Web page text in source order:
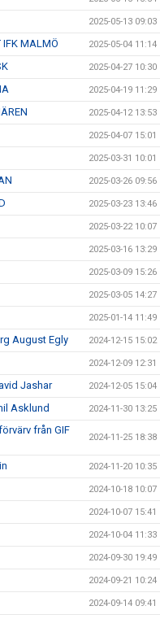
2025-05-13 09:03
IFK MALMÖ 2025-05-04 11:14
2025-04-27 10:30
2025-04-19 11:29
2025-04-12 13:53
2025-04-07 15:01
2025-03-31 10:01
2025-03-26 09:56
2025-03-23 13:46
2025-03-22 10:07
2025-03-16 13:29
2025-03-09 15:26
2025-03-05 14:27
2025-01-14 11:49
August Egly 2024-12-15 15:02
2024-12-09 12:31
Jashar 2024-12-05 15:04
Asklund 2024-11-30 13:25
från GIF
2024-11-25 18:38
2024-11-20 10:35
2024-10-18 10:07
2024-10-07 15:41
2024-10-04 11:33
2024-09-30 19:49
2024-09-21 10:24
2024-09-14 09:41